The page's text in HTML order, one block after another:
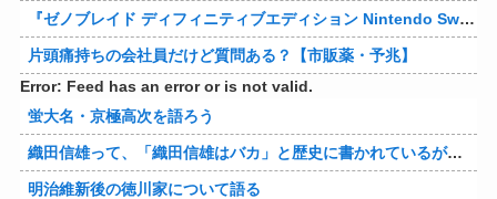
『ゼノブレイド ディフィニティブエディション Nintendo Switch 2 Edition』3,713 本
片頭痛持ちの会社員だけど質問ある？【市販薬・予兆】
Error: Feed has an error or is not valid.
蛍大名・京極高次を語ろう
織田信雄って、「織田信雄はバカ」と歴史に書かれているが今まで家が残っているんでバカではないよな？
明治維新後の徳川家について語る